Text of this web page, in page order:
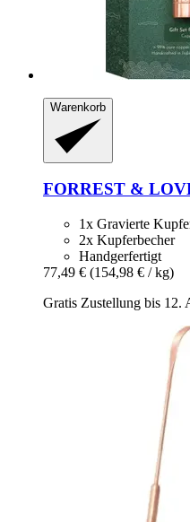
Warenkorb
FORREST &
1x Gravierte
2x Kupferbecher
Handgerfertigt
77,49 € (154,98 € / kg)
Gratis Zustellung bis 12.